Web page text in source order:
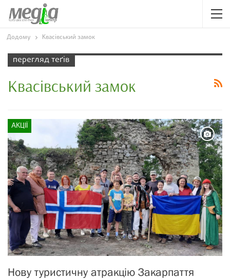
Додому Квасівський замок
перегляд теґів
Квасівський замок
АКЦІЇ
Нову туристичну атракцію Закарпаття